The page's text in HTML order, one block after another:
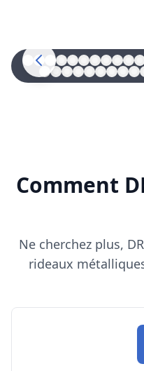
Comment
Ne cherchez plus,
rideaux